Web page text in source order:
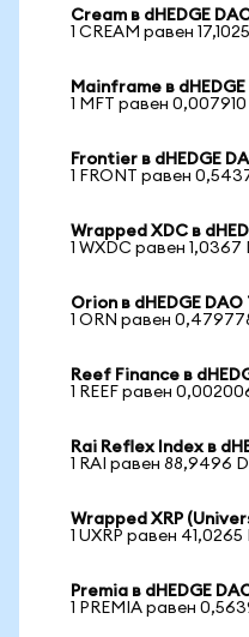
Cream в dHEDGE
1 CREAM равен
Mainframe в
1 MFT равен
Frontier в dHEDGE
1 FRONT равен
Wrapped XDC в
1 WXDC равен 1,0367
Orion в dHEDGE DAO
1 ORN равен
Reef Finance в
1 REEF равен
Rai Reflex Index в
1 RAI равен 88,9496
Wrapped XRP
1 UXRP равен 41,0265
Premia в dHEDGE
1 PREMIA равен